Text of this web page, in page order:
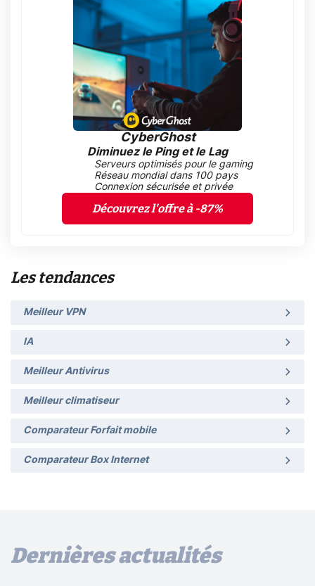
CyberGhost
Diminuez le Ping et le Lag
Serveurs optimisés pour le gaming
Réseau mondial dans 100 pays
Connexion sécurisée et privée
Découvrez l'offre à -87%
Les tendances
Meilleur VPN
IA
Meilleur Antivirus
Meilleur climatiseur
Comparateur Forfait mobile
Comparateur Box Internet
Dernières actualités